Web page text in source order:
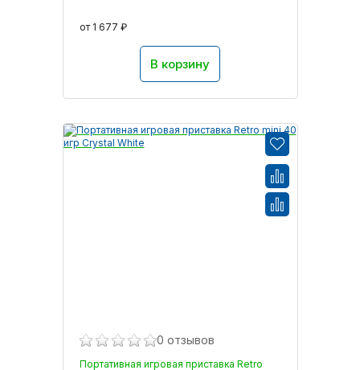
от 1 677 ₽
В корзину
0 отзывов
Портативная игровая приставка Retro